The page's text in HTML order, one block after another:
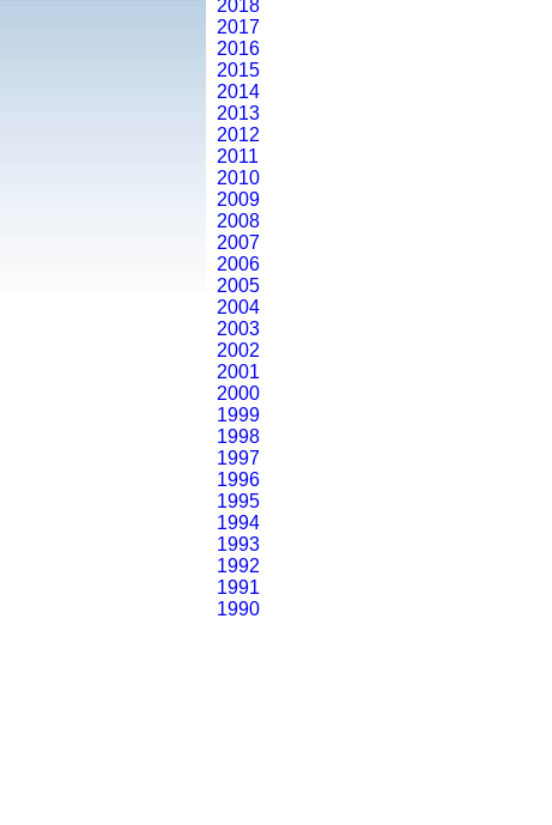
2018
2017
2016
2015
2014
2013
2012
2011
2010
2009
2008
2007
2006
2005
2004
2003
2002
2001
2000
1999
1998
1997
1996
1995
1994
1993
1992
1991
1990